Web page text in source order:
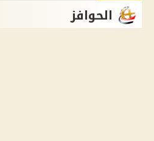
الحوافز